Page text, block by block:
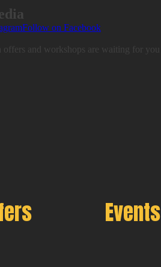
Follow on Facebook
and workshops are waiting for you
Events